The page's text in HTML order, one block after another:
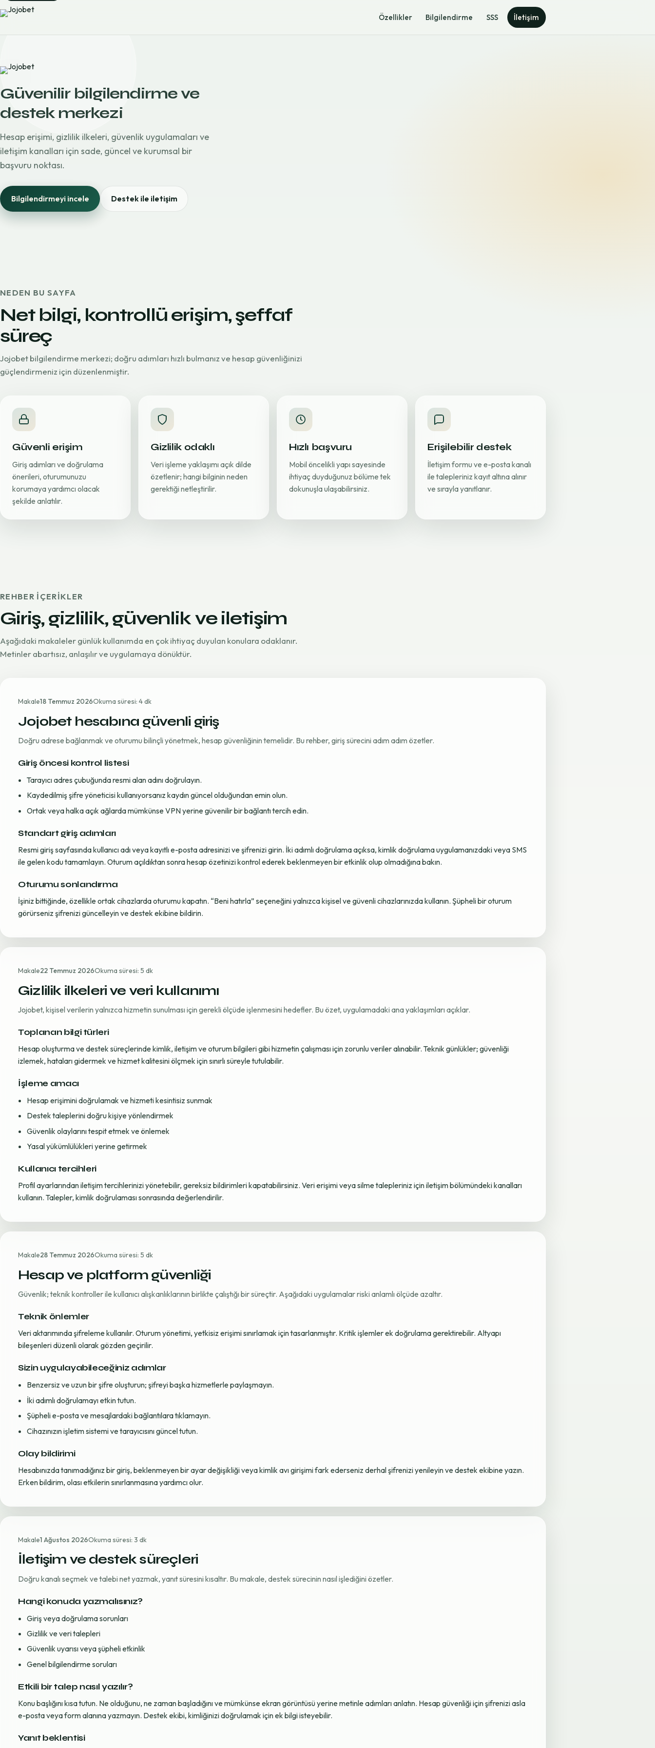
Özellikler Bilgilendirme SSS İletişim
Güvenilir bilgilendirme ve
destek merkezi
Hesap erişimi, gizlilik ilkeleri, güvenlik uygulamaları ve
iletişim kanalları için sade, güncel ve kurumsal bir
başvuru noktası.
Bilgilendirmeyi incele Destek ile iletişim
NEDEN BU SAYFA
Net bilgi, kontrollü erişim, şeffaf
süreç
Jojobet bilgilendirme merkezi; doğru adımları hızlı bulmanız ve hesap güvenliğinizi
güçlendirmeniz için düzenlenmiştir.
Güvenli erişim
Giriş adımları ve doğrulama
önerileri, oturumunuzu
korumaya yardımcı olacak
şekilde anlatılır.
Gizlilik odaklı
Veri işleme yaklaşımı açık dilde
özetlenir; hangi bilginin neden
gerektiği netleştirilir.
Hızlı başvuru
Mobil öncelikli yapı sayesinde
ihtiyaç duyduğunuz bölüme tek
dokunuşla ulaşabilirsiniz.
Erişilebilir destek
İletişim formu ve e-posta kanalı
ile talepleriniz kayıt altına alınır
ve sırayla yanıtlanır.
REHBER IÇERIKLER
Giriş, gizlilik, güvenlik ve iletişim
Aşağıdaki makaleler günlük kullanımda en çok ihtiyaç duyulan konulara odaklanır.
Metinler abartısız, anlaşılır ve uygulamaya dönüktür.
Makale18 Temmuz 2026Okuma süresi: 4 dk
Jojobet hesabına güvenli giriş
Doğru adrese bağlanmak ve oturumu bilinçli yönetmek, hesap güvenliğinin temelidir. Bu rehber, giriş sürecini adım adım özetler.
Giriş öncesi kontrol listesi
Tarayıcı adres çubuğunda resmi alan adını doğrulayın.
Kaydedilmiş şifre yöneticisi kullanıyorsanız kaydın güncel olduğundan emin olun.
Ortak veya halka açık ağlarda mümkünse VPN yerine güvenilir bir bağlantı tercih edin.
Standart giriş adımları
Resmi giriş sayfasında kullanıcı adı veya kayıtlı e-posta adresinizi ve şifrenizi girin. İki adımlı doğrulama açıksa, kimlik doğrulama uygulamanızdaki veya SMS
ile gelen kodu tamamlayın. Oturum açıldıktan sonra hesap özetinizi kontrol ederek beklenmeyen bir etkinlik olup olmadığına bakın.
Oturumu sonlandırma
İşiniz bittiğinde, özellikle ortak cihazlarda oturumu kapatın. “Beni hatırla” seçeneğini yalnızca kişisel ve güvenli cihazlarınızda kullanın. Şüpheli bir oturum
görürseniz şifrenizi güncelleyin ve destek ekibine bildirin.
Makale22 Temmuz 2026Okuma süresi: 5 dk
Gizlilik ilkeleri ve veri kullanımı
Jojobet, kişisel verilerin yalnızca hizmetin sunulması için gerekli ölçüde işlenmesini hedefler. Bu özet, uygulamadaki ana yaklaşımları açıklar.
Toplanan bilgi türleri
Hesap oluşturma ve destek süreçlerinde kimlik, iletişim ve oturum bilgileri gibi hizmetin çalışması için zorunlu veriler alınabilir. Teknik günlükler; güvenliği
izlemek, hataları gidermek ve hizmet kalitesini ölçmek için sınırlı süreyle tutulabilir.
İşleme amacı
Hesap erişimini doğrulamak ve hizmeti kesintisiz sunmak
Destek taleplerini doğru kişiye yönlendirmek
Güvenlik olaylarını tespit etmek ve önlemek
Yasal yükümlülükleri yerine getirmek
Kullanıcı tercihleri
Profil ayarlarından iletişim tercihlerinizi yönetebilir, gereksiz bildirimleri kapatabilirsiniz. Veri erişimi veya silme talepleriniz için iletişim bölümündeki kanalları
kullanın. Talepler, kimlik doğrulaması sonrasında değerlendirilir.
Makale28 Temmuz 2026Okuma süresi: 5 dk
Hesap ve platform güvenliği
Güvenlik; teknik kontroller ile kullanıcı alışkanlıklarının birlikte çalıştığı bir süreçtir. Aşağıdaki uygulamalar riski anlamlı ölçüde azaltır.
Teknik önlemler
Veri aktarımında şifreleme kullanılır. Oturum yönetimi, yetkisiz erişimi sınırlamak için tasarlanmıştır. Kritik işlemler ek doğrulama gerektirebilir. Altyapı
bileşenleri düzenli olarak gözden geçirilir.
Sizin uygulayabileceğiniz adımlar
Benzersiz ve uzun bir şifre oluşturun; şifreyi başka hizmetlerle paylaşmayın.
İki adımlı doğrulamayı etkin tutun.
Şüpheli e-posta ve mesajlardaki bağlantılara tıklamayın.
Cihazınızın işletim sistemi ve tarayıcısını güncel tutun.
Olay bildirimi
Hesabınızda tanımadığınız bir giriş, beklenmeyen bir ayar değişikliği veya kimlik avı girişimi fark ederseniz derhal şifrenizi yenileyin ve destek ekibine yazın.
Erken bildirim, olası etkilerin sınırlanmasına yardımcı olur.
Makale1 Ağustos 2026Okuma süresi: 3 dk
İletişim ve destek süreçleri
Doğru kanalı seçmek ve talebi net yazmak, yanıt süresini kısaltır. Bu makale, destek sürecinin nasıl işlediğini özetler.
Hangi konuda yazmalısınız?
Giriş veya doğrulama sorunları
Gizlilik ve veri talepleri
Güvenlik uyarısı veya şüpheli etkinlik
Genel bilgilendirme soruları
Etkili bir talep nasıl yazılır?
Konu başlığını kısa tutun. Ne olduğunu, ne zaman başladığını ve mümkünse ekran görüntüsü yerine metinle adımları anlatın. Hesap güvenliği için şifrenizi asla
e-posta veya form alanına yazmayın. Destek ekibi, kimliğinizi doğrulamak için ek bilgi isteyebilir.
Yanıt beklentisi